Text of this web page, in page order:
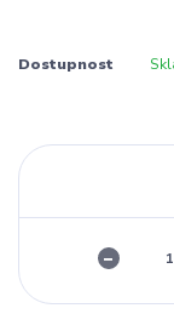
Dostupnost